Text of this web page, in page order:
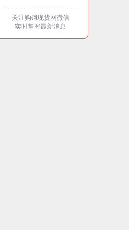
关注购钢现货网微信
实时掌握最新消息